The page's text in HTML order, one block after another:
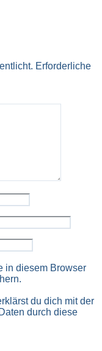
Erforderliche
in diesem Browser
du dich mit der
durch diese